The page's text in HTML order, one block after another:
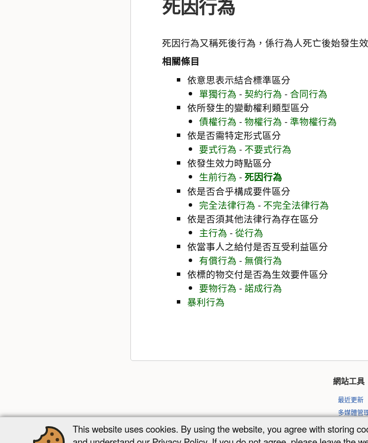
死因行為
死因行為又稱死後行為，係行為人死亡後始發生
相關條目
依意思表示結合標準區分
單獨行為 - 契約行為 - 合同行為
依所發生的變動權利類型區分
債權行為 -物權行為 - 準物權行為
依是否需特定形式區分
要式行為 - 不要式行為
依發生效力時點區分
生前行為 -死因行為
依是否合乎構成要件區分
完全法律行為 - 不完全法律行為
依是否須其他法律行為存在區分
主行為 -從行為
依當事人之給付是否互受利益區分
有償行為 - 無償行為
依標的物交付是否為生效要件區分
要物行為 -諾成行為
暴利行為
網站工具
最近更新
多媒體管
網站地圖
This website uses cookies. By using the website, you agree with storing